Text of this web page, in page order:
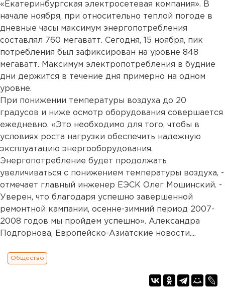
«Екатеринбургская электросетевая компания». В
начале ноября, при относительно теплой погоде в
дневные часы максимум энергопотребления
составлял 760 мегаватт. Сегодня, 15 ноября, пик
потребления был зафиксирован на уровне 848
мегаватт. Максимум электропотребления в будние
дни держится в течение дня примерно на одном
уровне.
При понижении температуры воздуха до 20
градусов и ниже осмотр оборудования совершается
ежедневно. «Это необходимо для того, чтобы в
условиях роста нагрузки обеспечить надежную
эксплуатацию энергооборудования.
Энергопотребление будет продолжать
увеличиваться с понижением температуры воздуха, -
отмечает главный инженер ЕЭСК Олег Мошинский. -
Уверен, что благодаря успешно завершенной
ремонтной кампании, осенне-зимний период 2007-
2008 годов мы пройдем успешно». Александра
Подгорнова, Европейско-Азиатские новости....
Общество